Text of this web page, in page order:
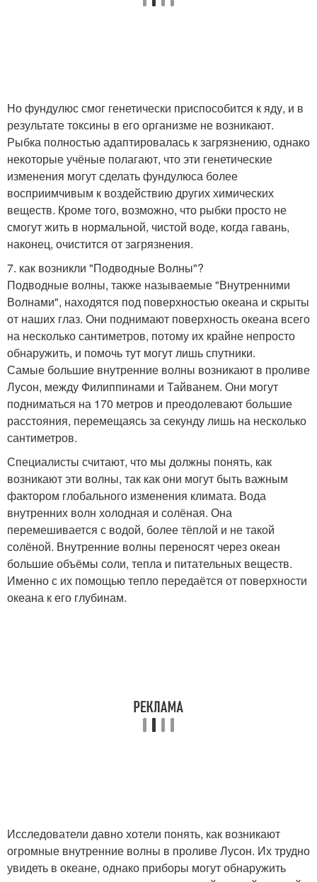
Но фундулюс смог генетически приспособится к яду, и в
результате токсины в его организме не возникают.
Рыбка полностью адаптировалась к загрязнению, однако
некоторые учёные полагают, что эти генетические
изменения могут сделать фундулюса более
восприимчивым к воздействию других химических
веществ. Кроме того, возможно, что рыбки просто не
смогут жить в нормальной, чистой воде, когда гавань,
наконец, очистится от загрязнения.
7. как возникли "Подводные Волны"?
Подводные волны, также называемые "Внутренними
Волнами", находятся под поверхностью океана и скрыты
от наших глаз. Они поднимают поверхность океана всего
на несколько сантиметров, потому их крайне непросто
обнаружить, и помочь тут могут лишь спутники.
Самые большие внутренние волны возникают в проливе
Лусон, между Филиппинами и Тайванем. Они могут
подниматься на 170 метров и преодолевают большие
расстояния, перемещаясь за секунду лишь на несколько
сантиметров.
Специалисты считают, что мы должны понять, как
возникают эти волны, так как они могут быть важным
фактором глобального изменения климата. Вода
внутренних волн холодная и солёная. Она
перемешивается с водой, более тёплой и не такой
солёной. Внутренние волны переносят через океан
большие объёмы соли, тепла и питательных веществ.
Именно с их помощью тепло передаётся от поверхности
океана к его глубинам.
Исследователи давно хотели понять, как возникают
огромные внутренние волны в проливе Лусон. Их трудно
увидеть в океане, однако приборы могут обнаружить